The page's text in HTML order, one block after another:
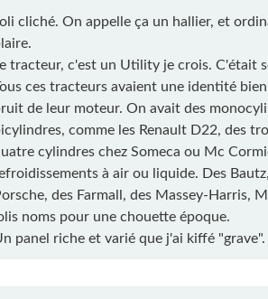
cliché. On appelle ça un hallier, et
tracteur, c'est un Utility je crois. C'était
ces tracteurs avaient une identité
de leur moteur. On avait des
comme les Renault D22, des
cylindres chez Someca ou Mc
à air ou liquide. Des
des Farmall, des Massey-Harris,
noms pour une chouette époque.
panel riche et varié que j'ai kiffé "grave".